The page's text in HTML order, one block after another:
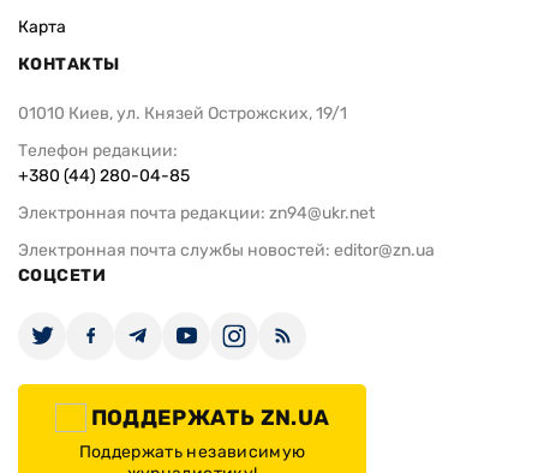
Карта
КОНТАКТЫ
01010 Киев, ул. Князей Острожских, 19/1
Телефон редакции:
+380 (44) 280-04-85
Электронная почта редакции: zn94@ukr.net
Электронная почта службы новостей: editor@zn.ua
СОЦСЕТИ
ПОДДЕРЖАТЬ ZN.UA
Поддержать независимую